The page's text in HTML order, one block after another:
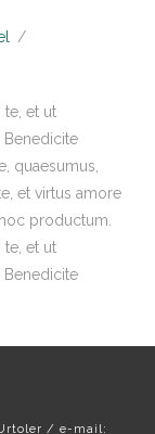
te, et ut
Benedicite
quaesumus,
et virtus amore
productum.
te, et ut
Benedicite
/ e-mail: